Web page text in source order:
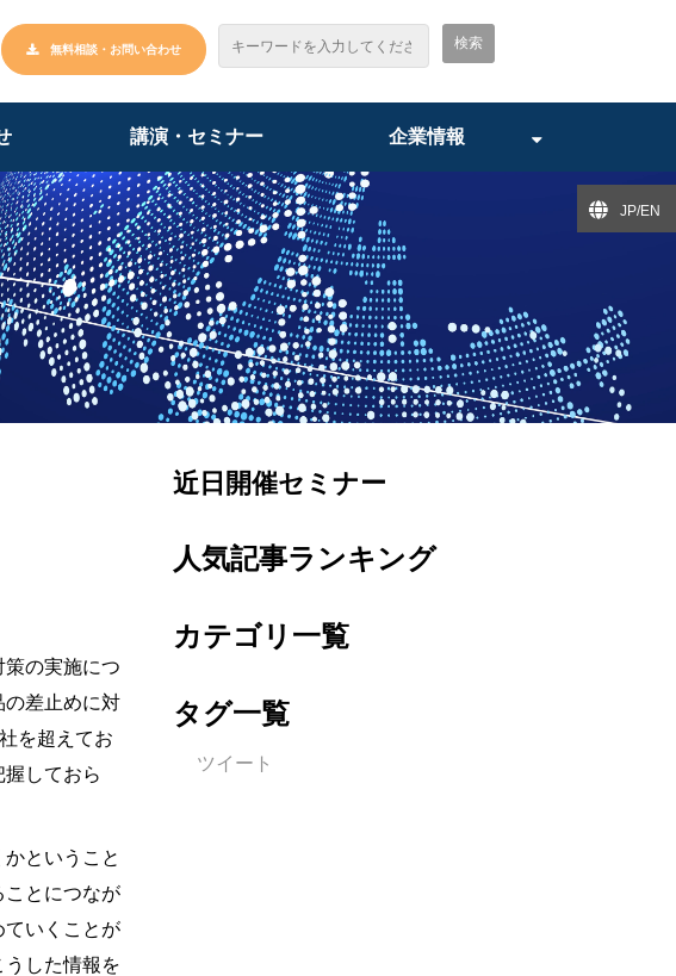
無料相談・お問い合わせ
講演・セミナー 企業情報
の実施につ
の差止めに対
を超えてお
しておら
ということ
ことにつなが
ていくことが
した情報を
近日開催セミナー
人気記事ランキング
カテゴリ一覧
タグ一覧
ツイート
JP/EN